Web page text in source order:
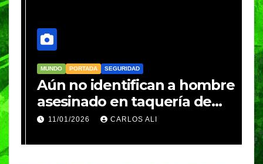
MUNDO PORTADA SEGURIDAD
Aún no identifican a hombre
asesinado en taquería de
Amozoc
11/01/2026 CARLOS ALI